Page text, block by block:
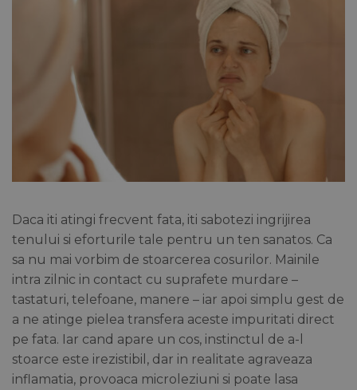
Daca iti atingi frecvent fata, iti sabotezi ingrijirea
tenului si eforturile tale pentru un ten sanatos. Ca
sa nu mai vorbim de stoarcerea cosurilor. Mainile
intra zilnic in contact cu suprafete murdare –
tastaturi, telefoane, manere – iar apoi simplu gest de
a ne atinge pielea transfera aceste impuritati direct
pe fata. Iar cand apare un cos, instinctul de a-l
stoarce este irezistibil, dar in realitate agraveaza
inflamatia, provoaca microleziuni si poate lasa